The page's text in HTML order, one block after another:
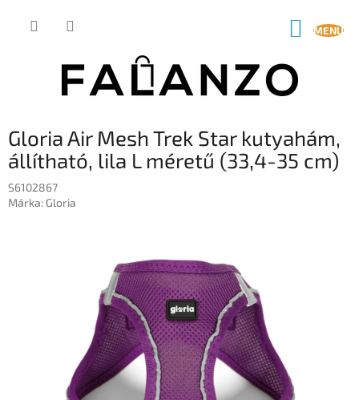
KOSÁR
Gloria Air Mesh Trek Star kutyahám,
állítható, lila L méretű (33,4-35 cm)
S6102867
Márka: Gloria